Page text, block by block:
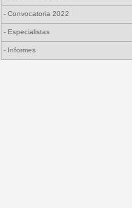
- Convocatoria 2022
- Especialistas
- Informes